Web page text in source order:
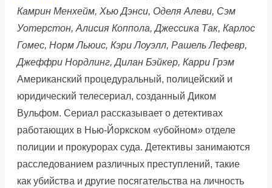
Камрин Менхейм, Хью Дэнси, Оделя Алеви, Сэм
Уотерстон, Алисия Коппола, Джессика Так, Карлос
Гомес, Норм Льюис, Кэри Лоуэлл, Рашель Лефевр,
Джеффри Нордлинг, Дилан Бэйкер, Карри Грэм
Американский процедуральный, полицейский и
юридический телесериал, созданный Диком
Вульфом. Сериал рассказывает о детективах
работающих в Нью-Йоркском «убойном» отделе
полиции и прокурорах суда. Детективы занимаются
расследованием различных преступлений, такие
как убийства и другие посягательства на личность